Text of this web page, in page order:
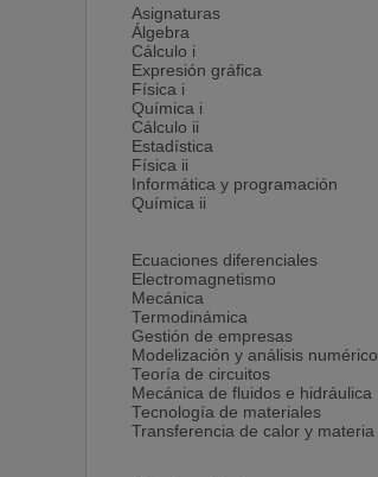
Asignaturas
Álgebra
Cálculo i
Expresión gráfica
Física i
Química i
Cálculo ii
Estadística
Física ii
Informática y programación
Química ii
Ecuaciones diferenciales
Electromagnetismo
Mecánica
Termodinámica
Gestión de empresas
Modelización y análisis numérico
Teoría de circuitos
Mecánica de fluidos e hidráulica
Tecnología de materiales
Transferencia de calor y materia